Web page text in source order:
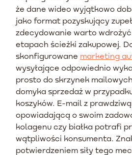
że dane wideo wyjątkowo
jako format pozyskujący
zdecydowanie warto
etapach ścieżki zakupowej.
skonfigurowane marketing
wysyłające odpowiednio
prosto do skrzynek
domyka sprzedaż w
koszyków. E-mail z
opowiadającą o swoim
kolagenu czy białka potrafi
wątpliwości konsumenta.
potwierdzeniem siły tego